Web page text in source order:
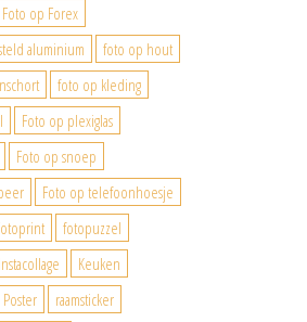
Foto op Forex
aluminium
foto op hout
foto op kleding
Foto op plexiglas
Foto op snoep
Foto op telefoonhoesje
fotopuzzel
Instacollage
Keuken
Poster
raamsticker